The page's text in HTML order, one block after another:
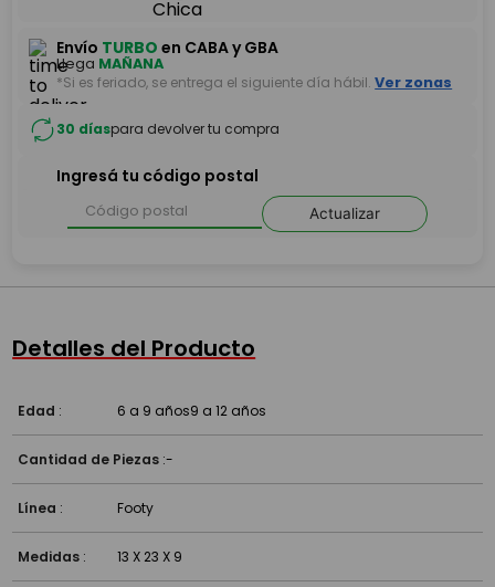
Envío TURBO en CABA y GBA
Llega MAÑANA
*Si es feriado, se entrega el siguiente día hábil. Ver zonas
30 díaspara devolver tu compra
Ingresá tu código postal
Actualizar
Detalles del Producto
Edad : 6 a 9 años9 a 12 años
Cantidad de Piezas :-
Línea : Footy
Medidas : 13 X 23 X 9